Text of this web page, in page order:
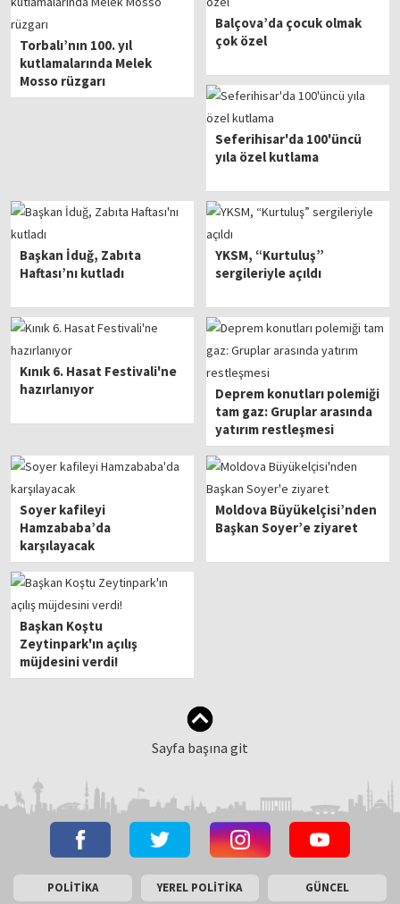
Torbalı’nın 100. yıl
kutlamalarında Melek
Mosso rüzgarı
Balçova’da çocuk olmak
çok özel
Seferihisar'da 100'üncü
yıla özel kutlama
Başkan İduğ, Zabıta
Haftası’nı kutladı
YKSM, “Kurtuluş”
sergileriyle açıldı
Kınık 6. Hasat Festivali'ne
hazırlanıyor
Deprem konutları polemiği
tam gaz: Gruplar arasında
yatırım restleşmesi
Soyer kafileyi
Hamzababa’da
karşılayacak
Moldova Büyükelçisi’nden
Başkan Soyer’e ziyaret
Başkan Koştu
Zeytinpark'ın açılış
müjdesini verdi!
Sayfa başına git
POLİTİKA YEREL POLİTİKA GÜNCEL